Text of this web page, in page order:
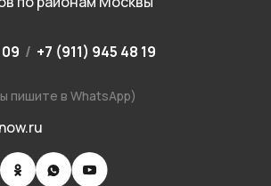
/ +7 (911) 945 48 19
пишите в WhatsApp)